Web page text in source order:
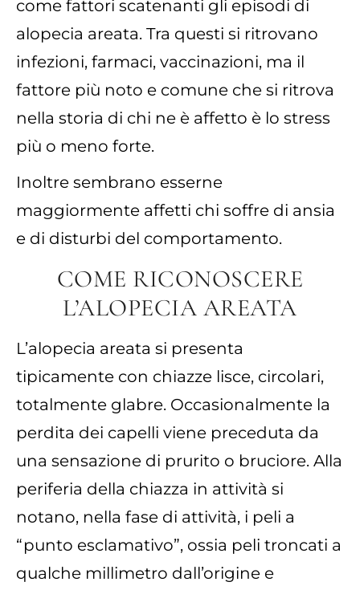
come fattori scatenanti gli episodi di
alopecia areata. Tra questi si ritrovano
infezioni, farmaci, vaccinazioni, ma il
fattore più noto e comune che si ritrova
nella storia di chi ne è affetto è lo stress
più o meno forte.
Inoltre sembrano esserne
maggiormente affetti chi soffre di ansia
e di disturbi del comportamento.
COME RICONOSCERE
L’ALOPECIA AREATA
L’alopecia areata si presenta
tipicamente con chiazze lisce, circolari,
totalmente glabre. Occasionalmente la
perdita dei capelli viene preceduta da
una sensazione di prurito o bruciore. Alla
periferia della chiazza in attività si
notano, nella fase di attività, i peli a
“punto esclamativo”, ossia peli troncati a
qualche millimetro dall’origine e